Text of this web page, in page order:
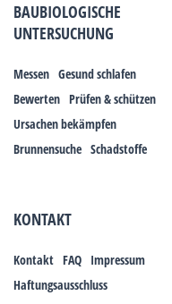
BAUBIOLOGISCHE
UNTERSUCHUNG
Messen Gesund schlafen
Bewerten Prüfen & schützen
Ursachen bekämpfen
Brunnensuche Schadstoffe
KONTAKT
Kontakt FAQ Impressum
Haftungsausschluss